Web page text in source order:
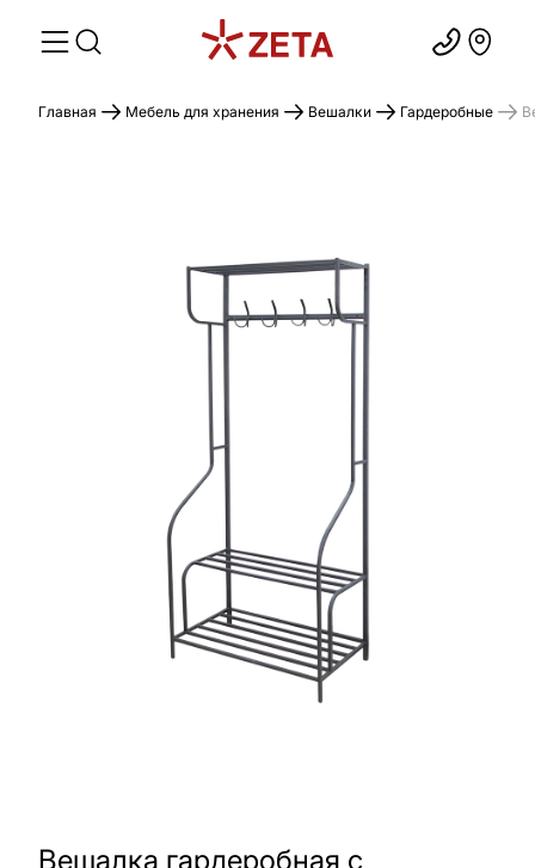
Главная Мебель для хранения Вешалки Гардеробные
Вешалка гардеробная с